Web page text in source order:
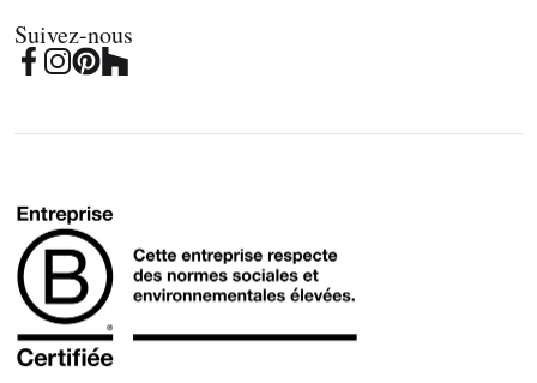
Suivez-nous